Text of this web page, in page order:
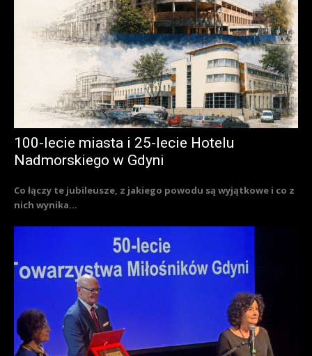
100-lecie miasta i 25-lecie Hotelu
Nadmorskiego w Gdyni
Co łączy te jubileusze, z jakiego powodu są wyjątkowe i co z
nich wynika...